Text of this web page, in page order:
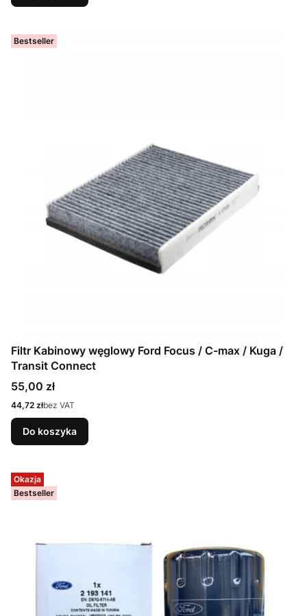
Bestseller
Filtr Kabinowy węglowy Ford Focus / C-max / Kuga /
Transit Connect
Cena
55,00 zł
Cena
44,72 złbez VAT
Do koszyka
Okazja
Bestseller